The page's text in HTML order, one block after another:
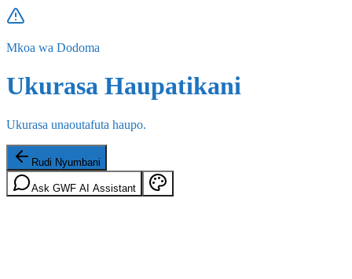
Mkoa wa Dodoma
Ukurasa Haupatikani
Ukurasa unaoutafuta haupo.
Rudi Nyumbani
Ask GWF AI Assistant